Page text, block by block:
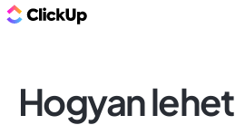
Hogyan lehet